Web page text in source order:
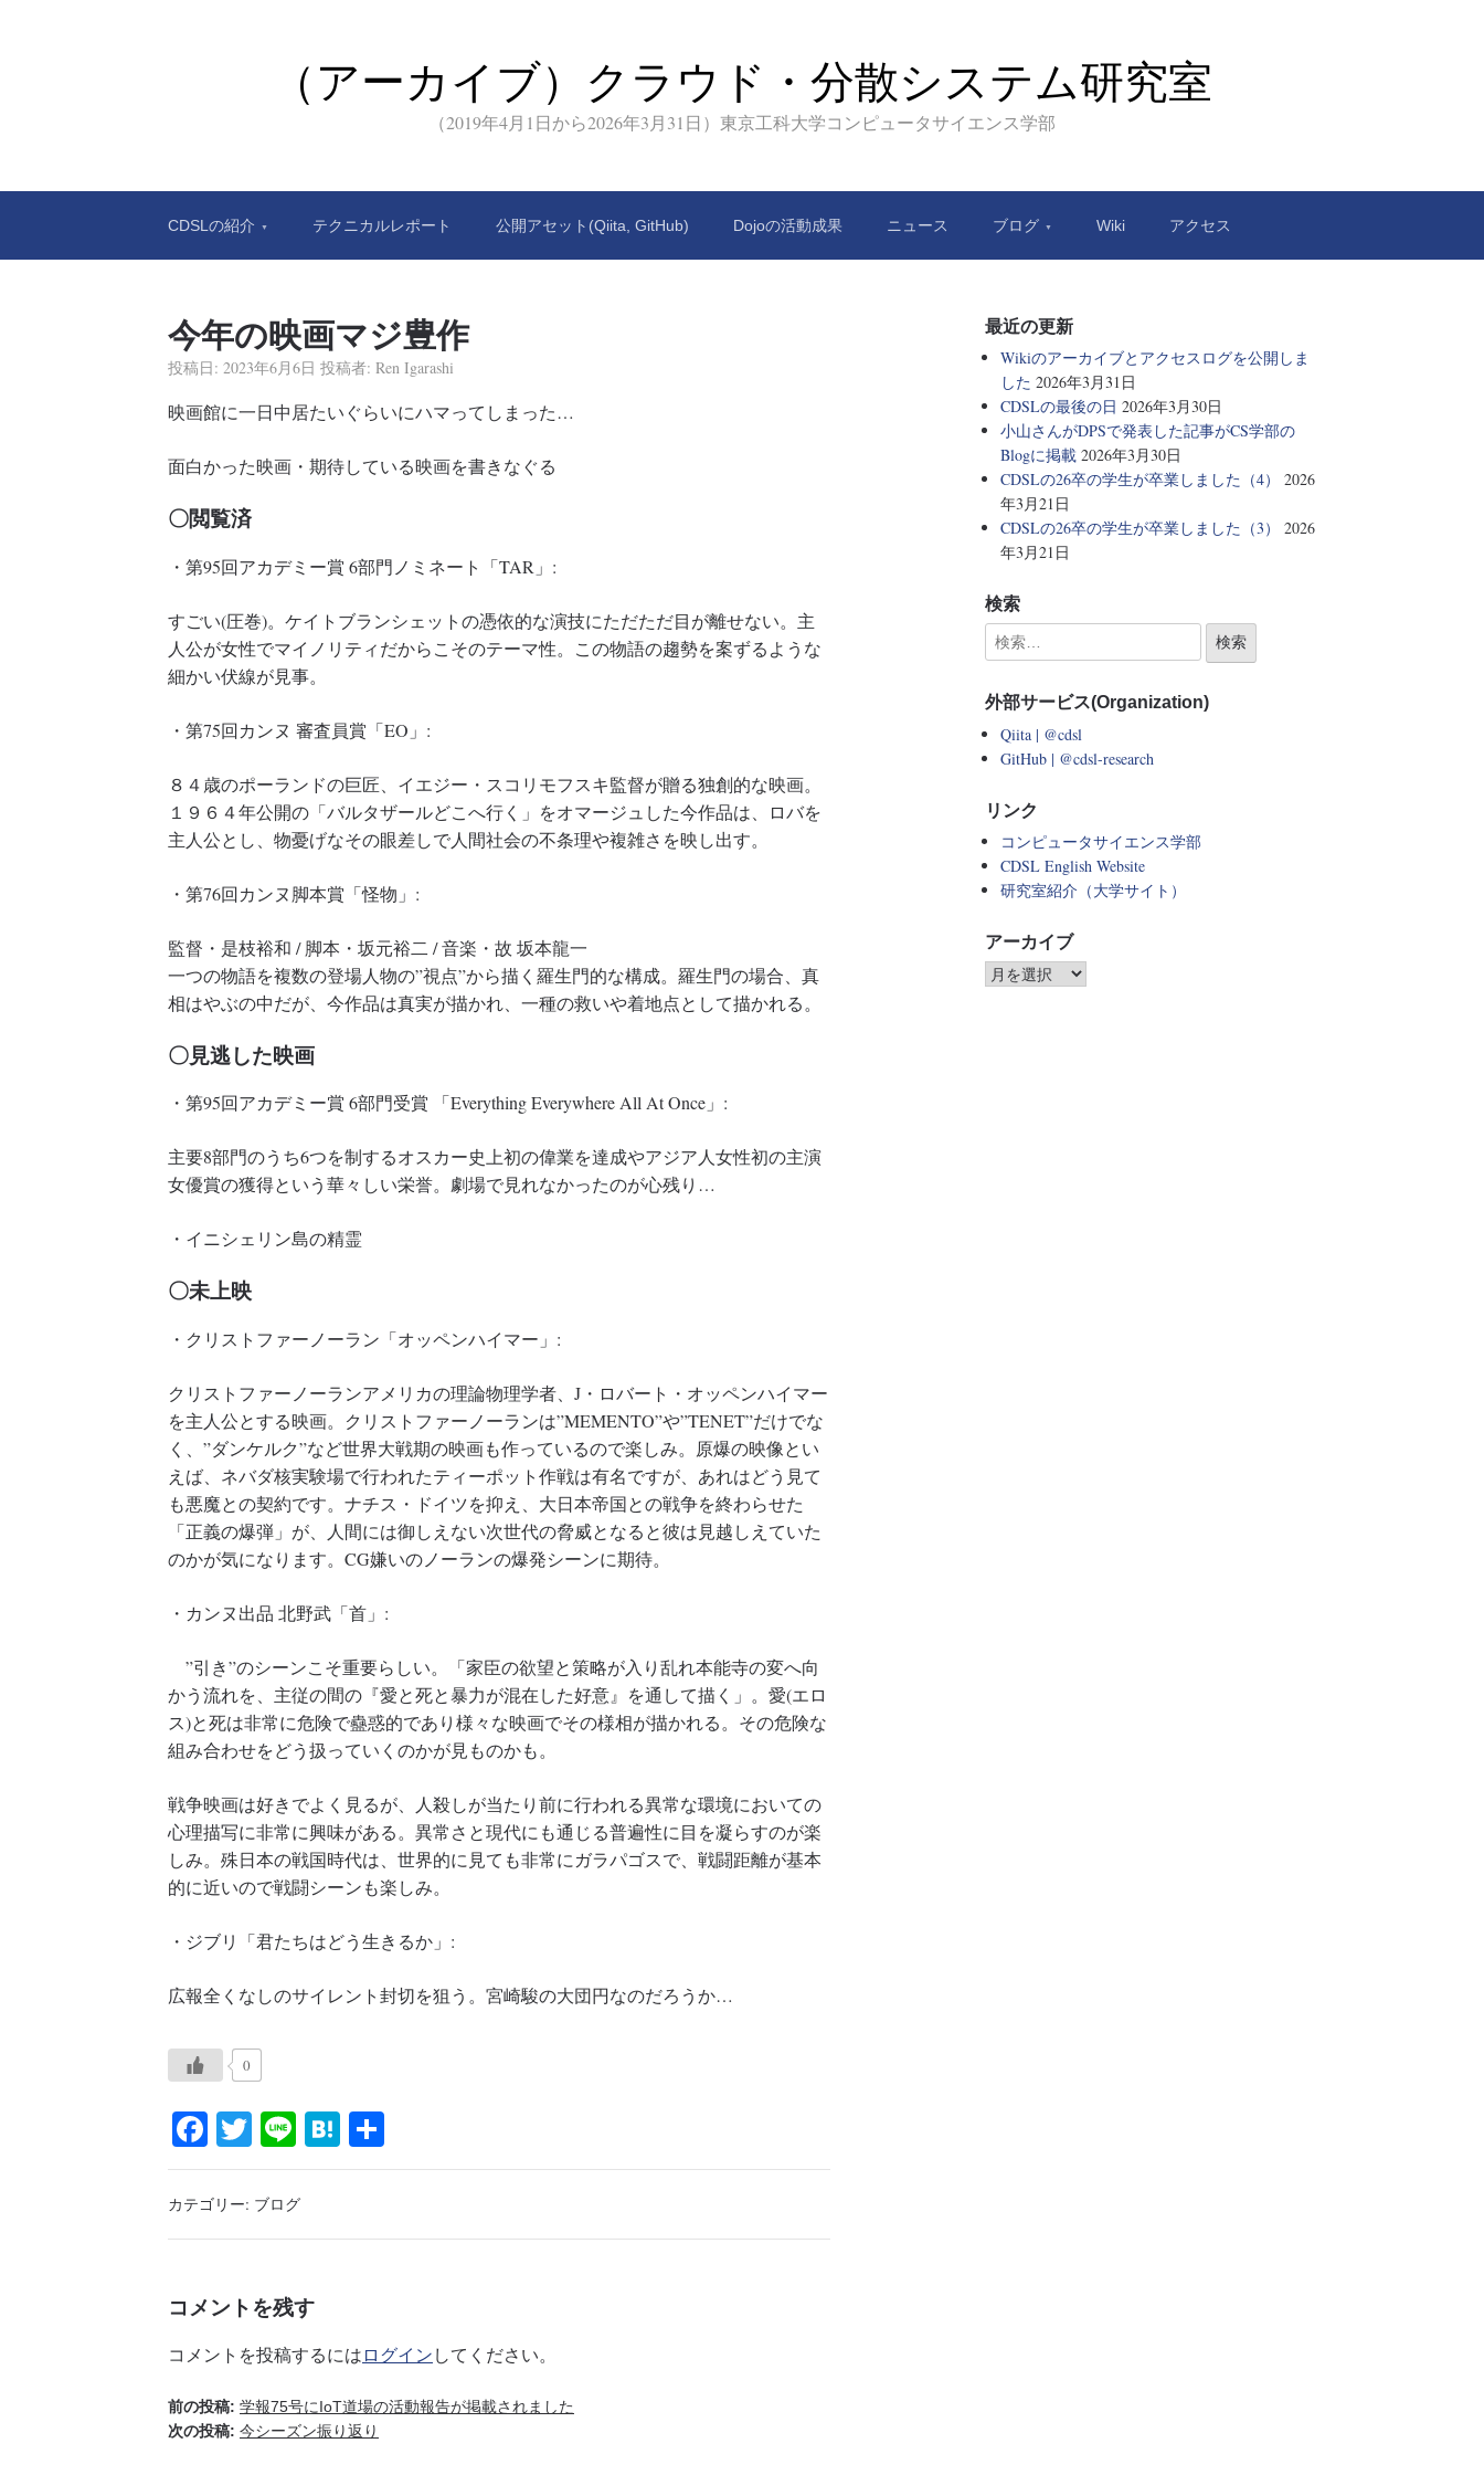
（アーカイブ）クラウド・分散システム研究室
（2019年4月1日から2026年3月31日）東京工科大学コンピュータサイエンス学部
CDSLの紹介 テクニカルレポート 公開アセット(Qiita, GitHub) Dojoの活動成果 ニュース ブログ Wiki アクセス
今年の映画マジ豊作
投稿日: 2023年6月6日 投稿者: Ren Igarashi
映画館に一日中居たいぐらいにハマってしまった…
面白かった映画・期待している映画を書きなぐる
〇閲覧済
・第95回アカデミー賞 6部門ノミネート「TAR」:
すごい(圧巻)。ケイトブランシェットの憑依的な演技にただただ目が離せない。主
人公が女性でマイノリティだからこそのテーマ性。この物語の趨勢を案ずるような
細かい伏線が見事。
・第75回カンヌ 審査員賞「EO」:
８４歳のポーランドの巨匠、イエジー・スコリモフスキ監督が贈る独創的な映画。
１９６４年公開の「バルタザールどこへ行く」をオマージュした今作品は、ロバを
主人公とし、物憂げなその眼差しで人間社会の不条理や複雑さを映し出す。
・第76回カンヌ脚本賞「怪物」:
監督・是枝裕和 / 脚本・坂元裕二 / 音楽・故 坂本龍一
一つの物語を複数の登場人物の”視点”から描く羅生門的な構成。羅生門の場合、真
相はやぶの中だが、今作品は真実が描かれ、一種の救いや着地点として描かれる。
〇見逃した映画
・第95回アカデミー賞 6部門受賞 「Everything Everywhere All At Once」:
主要8部門のうち6つを制するオスカー史上初の偉業を達成やアジア人女性初の主演
女優賞の獲得という華々しい栄誉。劇場で見れなかったのが心残り…
・イニシェリン島の精霊
〇未上映
・クリストファーノーラン「オッペンハイマー」:
クリストファーノーランアメリカの理論物理学者、J・ロバート・オッペンハイマー
を主人公とする映画。クリストファーノーランは”MEMENTO”や”TENET”だけでな
く、”ダンケルク”など世界大戦期の映画も作っているので楽しみ。原爆の映像とい
えば、ネバダ核実験場で行われたティーポット作戦は有名ですが、あれはどう見て
も悪魔との契約です。ナチス・ドイツを抑え、大日本帝国との戦争を終わらせた
「正義の爆弾」が、人間には御しえない次世代の脅威となると彼は見越しえていた
のかが気になります。CG嫌いのノーランの爆発シーンに期待。
・カンヌ出品 北野武「首」:
”引き”のシーンこそ重要らしい。「家臣の欲望と策略が入り乱れ本能寺の変へ向
かう流れを、主従の間の『愛と死と暴力が混在した好意』を通して描く」。愛(エロ
ス)と死は非常に危険で蠱惑的であり様々な映画でその様相が描かれる。その危険な
組み合わせをどう扱っていくのかが見ものかも。
戦争映画は好きでよく見るが、人殺しが当たり前に行われる異常な環境においての
心理描写に非常に興味がある。異常さと現代にも通じる普遍性に目を凝らすのが楽
しみ。殊日本の戦国時代は、世界的に見ても非常にガラパゴスで、戦闘距離が基本
的に近いので戦闘シーンも楽しみ。
・ジブリ「君たちはどう生きるか」:
広報全くなしのサイレント封切を狙う。宮崎駿の大団円なのだろうか…
0
Fa
ce
bo
ok
T
wi
tte
r
Li
ne
H
at
a
有
カテゴリー: ブログ
コメントを残す
コメントを投稿するにはログインしてください。
前の投稿: 学報75号にIoT道場の活動報告が掲載されました
次の投稿: 今シーズン振り返り
最近の更新
Wikiのアーカイブとアクセスログを公開しま
した 2026年3月31日
CDSLの最後の日 2026年3月30日
小山さんがDPSで発表した記事がCS学部の
Blogに掲載 2026年3月30日
CDSLの26卒の学生が卒業しました（4）
2026
年3月21日
CDSLの26卒の学生が卒業しました（3）
2026
年3月21日
検索
外部サービス(Organization)
Qiita | @cdsl
GitHub | @cdsl-research
リンク
コンピュータサイエンス学部
CDSL English Website
研究室紹介（大学サイト）
アーカイブ